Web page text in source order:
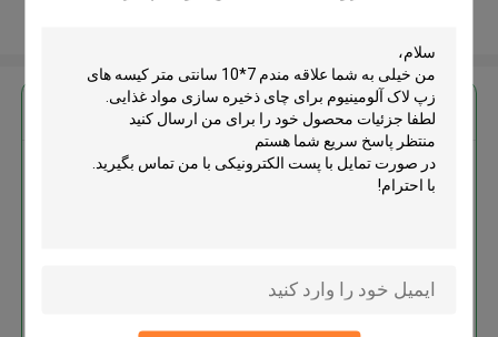
بهترين قيمت رو براي
7*10 سانتی متر کیسه های زپ لاک